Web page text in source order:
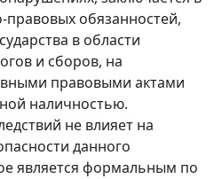
обязанностей,
в области
и сборов, на
правовыми актами
наличностью.
не влияет на
данного
является формальным по